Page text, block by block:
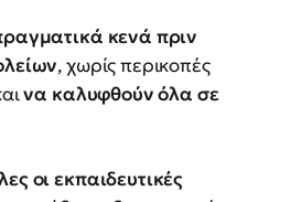
κενά πριν
, χωρίς περικοπές
να καλυφθούν όλα σε
οι εκπαιδευτικές